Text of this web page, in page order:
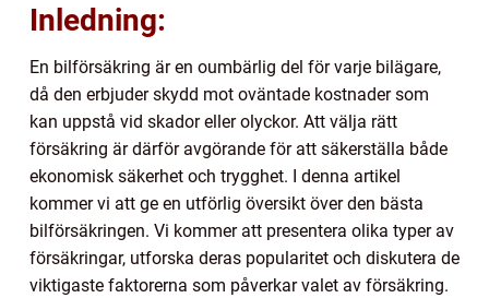
Inledning:
En bilförsäkring är en oumbärlig del för varje bilägare,
då den erbjuder skydd mot oväntade kostnader som
kan uppstå vid skador eller olyckor. Att välja rätt
försäkring är därför avgörande för att säkerställa både
ekonomisk säkerhet och trygghet. I denna artikel
kommer vi att ge en utförlig översikt över den bästa
bilförsäkringen. Vi kommer att presentera olika typer av
försäkringar, utforska deras popularitet och diskutera de
viktigaste faktorerna som påverkar valet av försäkring.